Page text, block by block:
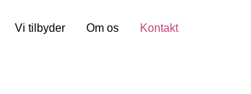
Vi tilbyder Om os Kontakt